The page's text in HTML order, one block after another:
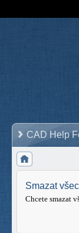
CAD Help
Smazat
Chcete smazat